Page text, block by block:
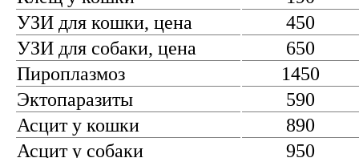
УЗИ для кошки, цена
450
УЗИ для собаки, цена
650
Пироплазмоз
1450
Эктопаразиты
590
Асцит у кошки
890
Асцит у собаки
950